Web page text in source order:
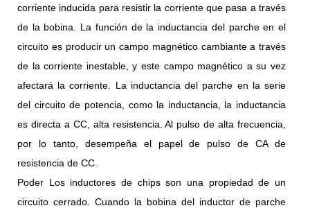
corriente inducida para resistir la corriente que pasa a través
de la bobina. La función de la inductancia del parche en el
circuito es producir un campo magnético cambiante a través
de la corriente inestable, y este campo magnético a su vez
afectará la corriente. La inductancia del parche en la serie
del circuito de potencia, como la inductancia, la inductancia
es directa a CC, alta resistencia. Al pulso de alta frecuencia,
por lo tanto, desempeña el papel de pulso de CA de
resistencia de CC.
Poder Los inductores de chips son una propiedad de un
circuito cerrado. Cuando la bobina del inductor de parche